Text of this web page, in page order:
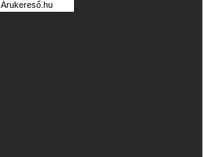
Árukereső.hu